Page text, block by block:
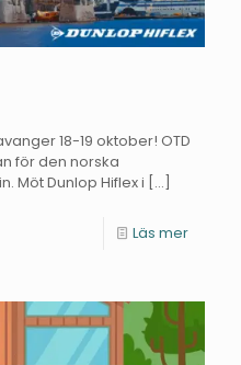
18-19 oktober! OTD
för den norska
Möt Dunlop Hiflex i […]
Läs mer